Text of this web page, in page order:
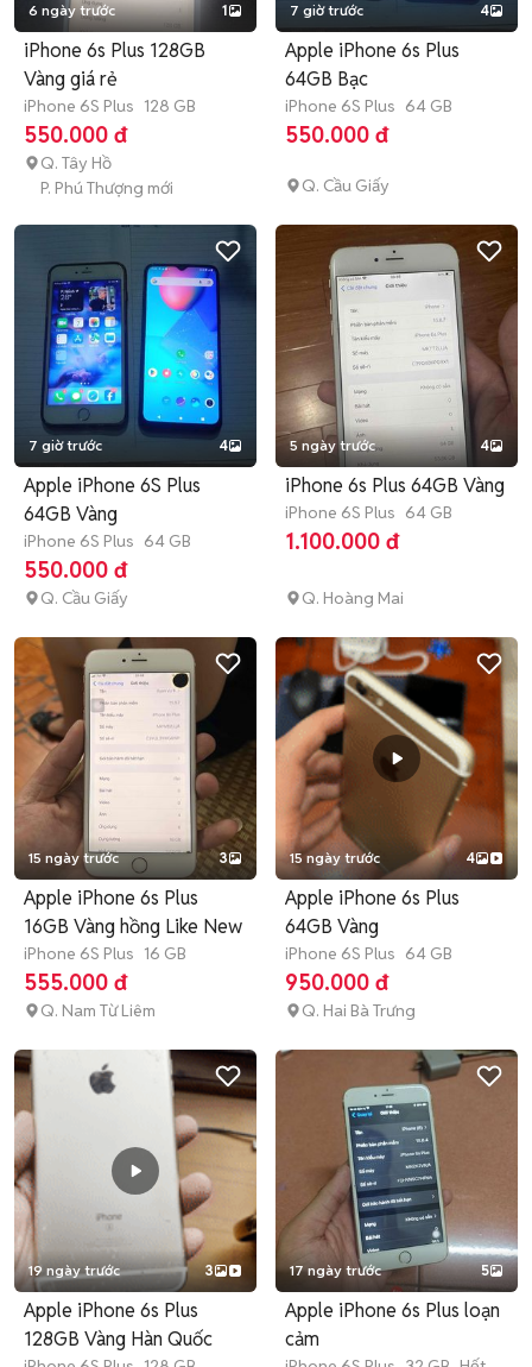
6 ngày trước 1
iPhone 6s Plus 128GB
Vàng giá rẻ
iPhone 6S Plus 128 GB
550.000 đ
Q. Tây Hồ
P. Phú Thượng mới
7 giờ trước 4
Apple iPhone 6s Plus
64GB Bạc
iPhone 6S Plus 64 GB
550.000 đ
Q. Cầu Giấy
7 giờ trước 4
Apple iPhone 6S Plus
64GB Vàng
iPhone 6S Plus 64 GB
550.000 đ
Q. Cầu Giấy
5 ngày trước 4
iPhone 6s Plus 64GB Vàng
iPhone 6S Plus 64 GB
1.100.000 đ
Q. Hoàng Mai
15 ngày trước 3
Apple iPhone 6s Plus
16GB Vàng hồng Like New
iPhone 6S Plus 16 GB
555.000 đ
Q. Nam Từ Liêm
15 ngày trước 4
Apple iPhone 6s Plus
64GB Vàng
iPhone 6S Plus 64 GB
950.000 đ
Q. Hai Bà Trưng
19 ngày trước 3
Apple iPhone 6s Plus
128GB Vàng Hàn Quốc
17 ngày trước 5
Apple iPhone 6s Plus loạn
cảm